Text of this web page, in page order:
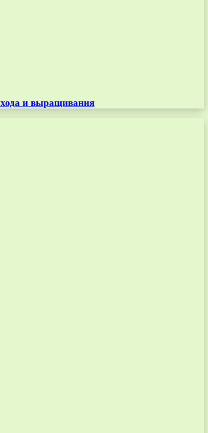
и выращивания